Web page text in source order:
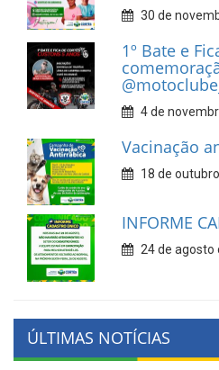
30 de
1º Bate e
4 de
Vacinação
18 de
INFORME
24 de agosto
ÚLTIMAS NOTÍCIAS